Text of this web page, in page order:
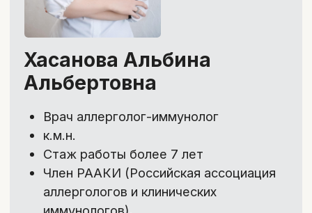
Источники информации
/4
Лекции
Емкие информативные
видеоуроки по 15-20 минут